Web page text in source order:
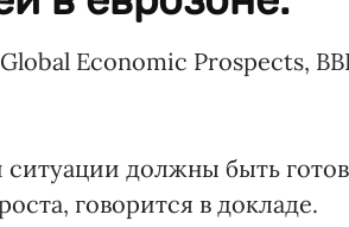
Economic Prospects,
ситуации должны быть
говорится в докладе.